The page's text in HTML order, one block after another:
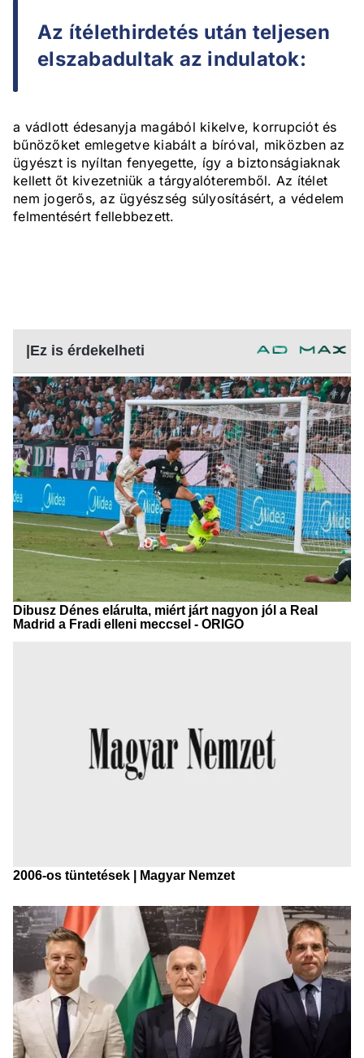
Az ítélethirdetés után teljesen
elszabadultak az indulatok:
a vádlott édesanyja magából kikelve, korrupciót és
bűnözőket emlegetve kiabált a bíróval, miközben az
ügyészt is nyíltan fenyegette, így a biztonságiaknak
kellett őt kivezetniük a tárgyalóteremből. Az ítélet
nem jogerős, az ügyészség súlyosításért, a védelem
felmentésért fellebbezett.